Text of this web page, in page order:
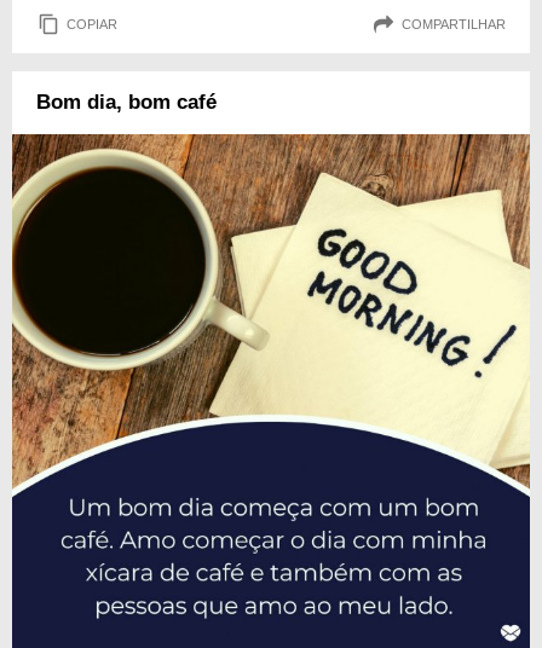
COPIAR COMPARTILHAR
Bom dia, bom café